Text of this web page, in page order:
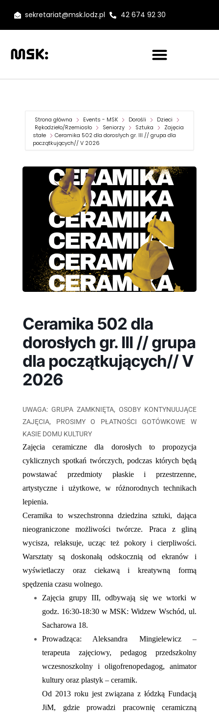
sekretariat@msk.lodz.pl 42 674 92 30
Strona główna Events - MSK Dorośli
Dzieci
Rękodzieło/Rzemiosło
Seniorzy Sztuka
Zajęcia
stałe
Ceramika 502 dla dorosłych gr. III // grupa dla
początkujących// V 2026
Ceramika 502 dla
dorosłych gr. III // grupa
dla początkujących// V
2026
UWAGA: GRUPA ZAMKNIĘTA, OSOBY KONTYNUUJĄCE
ZAJĘCIA, PROSIMY O PŁATNOŚCI GOTÓWKOWE W
KASIE DOMU KULTURY
Zajęcia ceramiczne dla dorosłych to propozycja
cyklicznych spotkań twórczych, podczas których będą
powstawać przedmioty płaskie i przestrzenne,
artystyczne i użytkowe, w różnorodnych technikach
lepienia.
Ceramika to wszechstronna dziedzina sztuki, dająca
nieograniczone możliwości twórcze. Praca z gliną
wycisza, relaksuje, ucząc też pokory i cierpliwości.
Warsztaty są doskonałą odskocznią od ekranów i
wyświetlaczy oraz ciekawą i kreatywną formą
spędzenia czasu wolnego.
Zajęcia grupy III, odbywają się we wtorki w
godz. 16:30-18:30 w MSK: Widzew Wschód, ul.
Sacharowa 18.
Prowadząca: Aleksandra Mingielewicz –
terapeuta zajęciowy, pedagog przedszkolny
wczesnoszkolny i oligofrenopedagog, animator
kultury oraz plastyk – ceramik.
Od 2013 roku jest związana z łódzką Fundacją
JiM, gdzie prowadzi pracownię ceramiczną